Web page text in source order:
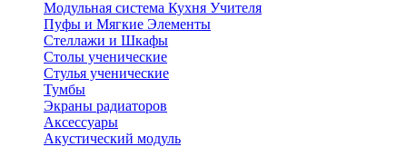
Модульная система Кухня Учителя
Пуфы и Мягкие Элементы
Стеллажи и Шкафы
Столы ученические
Стулья ученические
Тумбы
Экраны радиаторов
Аксессуары
Акустический модуль